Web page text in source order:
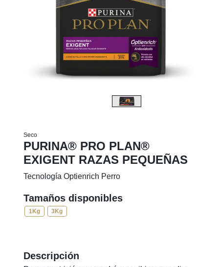
Seco
PURINA® PRO PLAN®
EXIGENT RAZAS PEQUEÑAS
Tecnología Optienrich Perro
Tamaños disponibles
1Kg 3Kg
Descripción